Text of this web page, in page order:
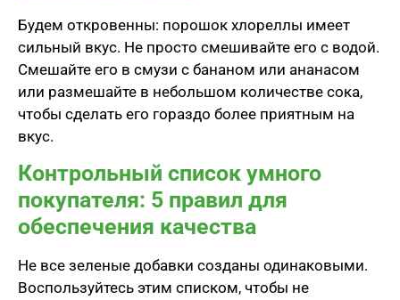
Будем откровенны: порошок хлореллы имеет
сильный вкус. Не просто смешивайте его с водой.
Смешайте его в смузи с бананом или ананасом
или размешайте в небольшом количестве сока,
чтобы сделать его гораздо более приятным на
вкус.
Контрольный список умного
покупателя: 5 правил для
обеспечения качества
Не все зеленые добавки созданы одинаковыми.
Воспользуйтесь этим списком, чтобы не